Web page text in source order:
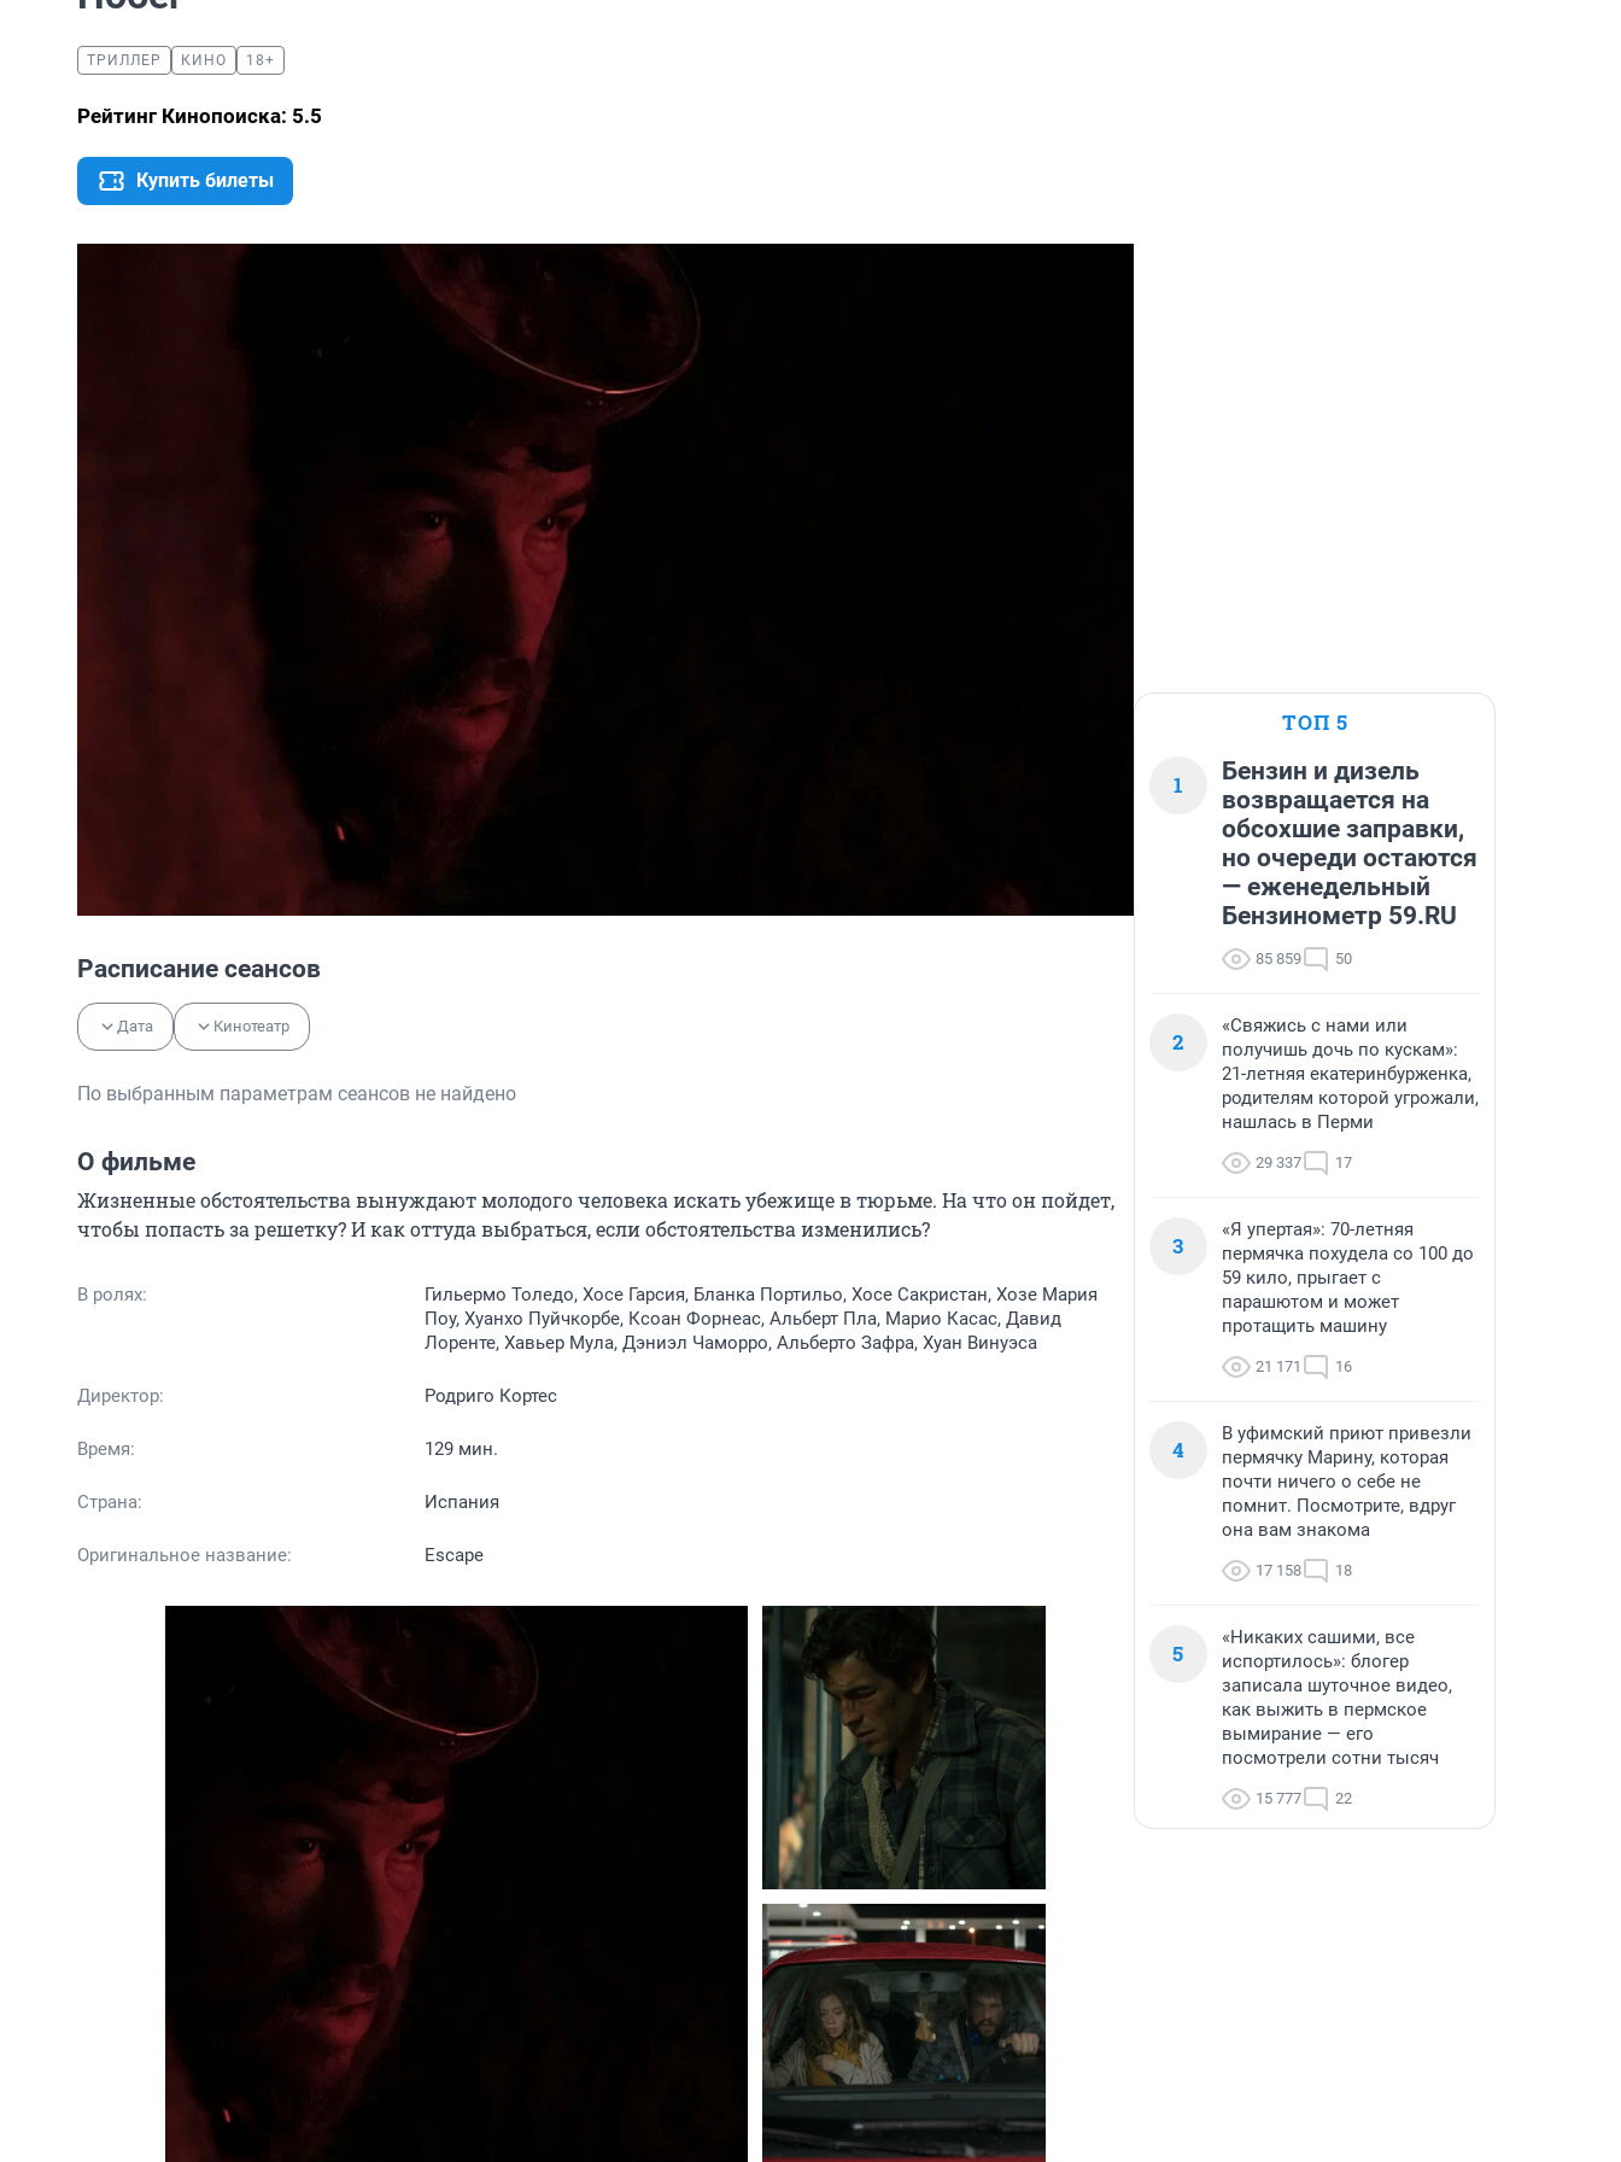
ТРИЛЛЕР КИНО 18+
Рейтинг Кинопоиска: 5.5
Купить билеты
Расписание сеансов
Дата Кинотеатр
По выбранным параметрам сеансов не найдено
О фильме
Жизненные обстоятельства вынуждают молодого человека искать убежище в тюрьме. На что он пойдет,
чтобы попасть за решетку? И как оттуда выбраться, если обстоятельства изменились?
В ролях:
Гильермо Толедо, Хосе Гарсия, Бланка Портильо, Хосе Сакристан, Хозе Мария
Поу, Хуанхо Пуйчкорбе, Ксоан Форнеас, Альберт Пла, Марио Касас, Давид
Лоренте, Хавьер Мула, Дэниэл Чаморро, Альберто Зафра, Хуан Винуэса
Директор: Родриго Кортес
Время: 129 мин.
Страна: Испания
Оригинальное название: Escape
ТОП 5
1
Бензин и дизель
возвращается на
обсохшие заправки,
но очереди остаются
— еженедельный
Бензинометр 59.RU
85 859 50
2
«Свяжись с нами или
получишь дочь по кускам»:
21-летняя екатеринбурженка,
родителям которой угрожали,
нашлась в Перми
29 337 17
3
«Я упертая»: 70-летняя
пермячка похудела со 100 до
59 кило, прыгает с
парашютом и может
протащить машину
21 171 16
4
В уфимский приют привезли
пермячку Марину, которая
почти ничего о себе не
помнит. Посмотрите, вдруг
она вам знакома
17 158 18
5
«Никаких сашими, все
испортилось»: блогер
записала шуточное видео,
как выжить в пермское
вымирание — его
посмотрели сотни тысяч
15 777 22